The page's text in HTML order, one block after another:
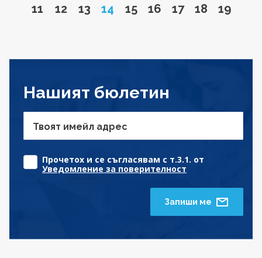
Go to page
11 Go to page
12 Go to page
13 Page
14 Go to page
15 Go to page
16 Go to page
17 Go to page
18 Go to
19
Нашият бюлетин
Твоят имейл адрес
Прочетох и се съгласявам с т.3.1. от
Уведомление за поверителност
Запиши ме